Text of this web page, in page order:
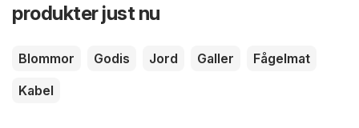
produkter just nu
Blommor Godis Jord Galler
Fågelmat
Kabel